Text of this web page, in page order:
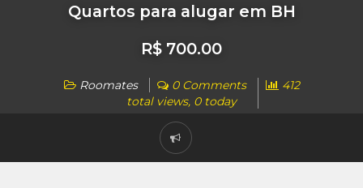
Quartos para alugar em BH
R$ 700.00
Roomates 0 Comments
412
total views, 0 today